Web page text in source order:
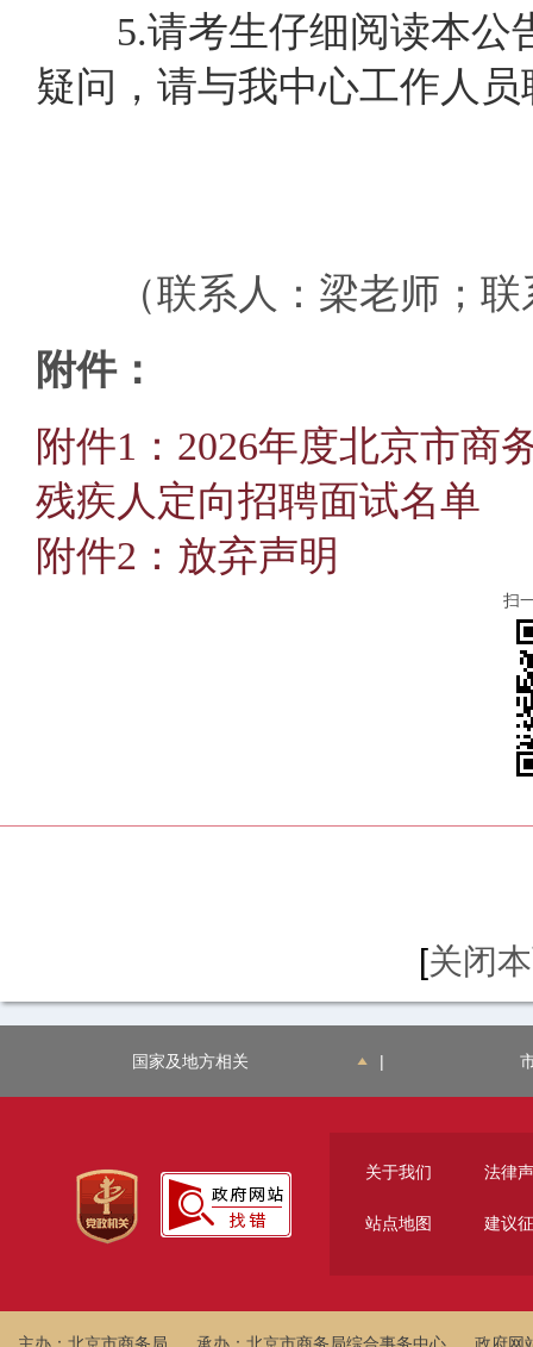
5.请考生仔细阅读本公
疑问，请与我中心工作人员
（联系人：梁老师；联
附件：
附件1：2026年度北京市商
残疾人定向招聘面试名单
附件2：放弃声明
扫
[关闭
国家及地方相关 |
关于我们 法律
站点地图 建议